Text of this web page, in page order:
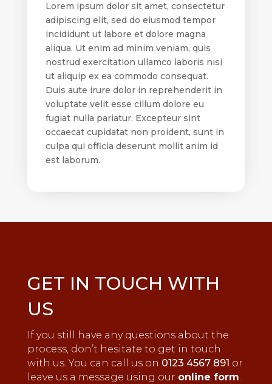
Lorem ipsum dolor sit amet, consectetur
adipiscing elit, sed do eiusmod tempor
incididunt ut labore et dolore magna
aliqua. Ut enim ad minim veniam, quis
nostrud exercitation ullamco laboris nisi
ut aliquip ex ea commodo consequat.
Duis aute irure dolor in reprehenderit in
voluptate velit esse cillum dolore eu
fugiat nulla pariatur. Excepteur sint
occaecat cupidatat non proident, sunt in
culpa qui officia deserunt mollit anim id
est laborum.
GET IN TOUCH WITH
US
If you still have any questions about the
process, don’t hesitate to get in touch
with us. You can call us on 0123 4567 891 or
leave us a message using our online form.